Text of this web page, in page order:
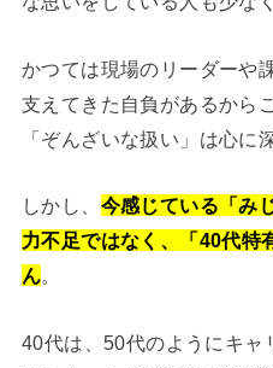
かつては現場のリーダーや
支えてきた自負があるから
「ぞんざいな扱い」は心に
しかし、 今感じている「み
力不足ではなく、「40代特
ん。
40代は、50代のようにキャ